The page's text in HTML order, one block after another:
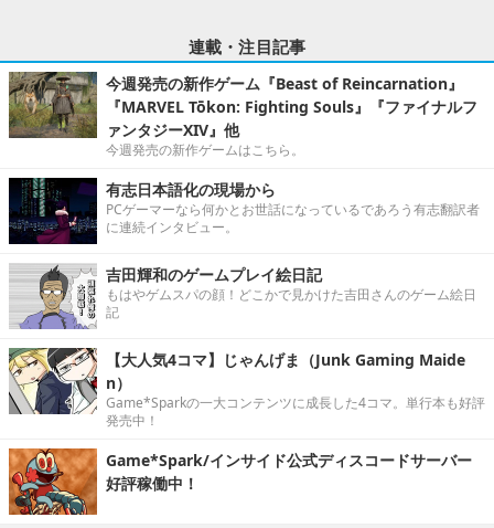
連載・注目記事
今週発売の新作ゲーム『Beast of Reincarnation』
『MARVEL Tōkon: Fighting Souls』『ファイナルフ
ァンタジーXIV』他
今週発売の新作ゲームはこちら。
有志日本語化の現場から
PCゲーマーなら何かとお世話になっているであろう有志翻訳者
に連続インタビュー。
吉田輝和のゲームプレイ絵日記
もはやゲムスパの顔！どこかで見かけた吉田さんのゲーム絵日
記
【大人気4コマ】じゃんげま（Junk Gaming Maide
n）
Game*Sparkの一大コンテンツに成長した4コマ。単行本も好評
発売中！
Game*Spark/インサイド公式ディスコードサーバー
好評稼働中！